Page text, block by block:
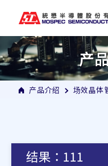
产
产品介绍 场效晶体
结果：111